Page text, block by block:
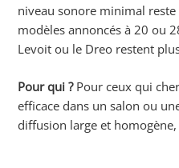
niveau sonore minimal
modèles annoncés à 20 ou
Levoit ou le Dreo restent
Pour qui ? Pour ceux qui
efficace dans un salon ou
diffusion large et